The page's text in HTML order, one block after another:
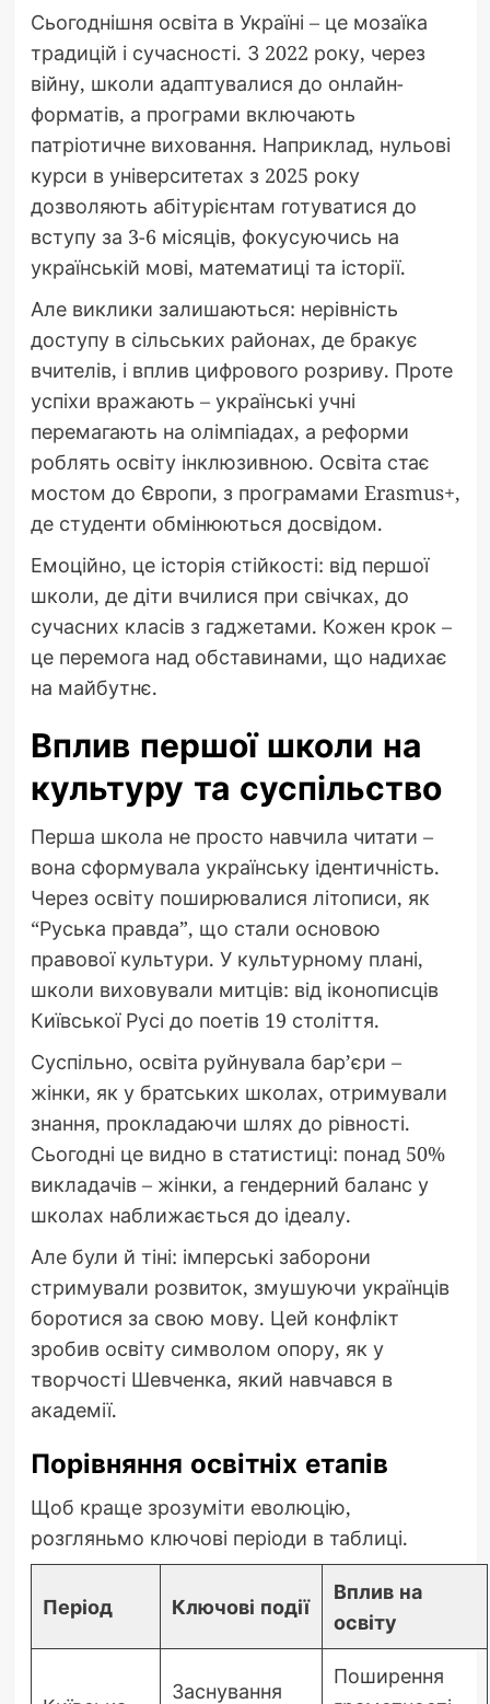
Сьогоднішня освіта в Україні – це мозаїка
традицій і сучасності. З 2022 року, через
війну, школи адаптувалися до онлайн-
форматів, а програми включають
патріотичне виховання. Наприклад, нульові
курси в університетах з 2025 року
дозволяють абітурієнтам готуватися до
вступу за 3-6 місяців, фокусуючись на
українській мові, математиці та історії.
Але виклики залишаються: нерівність
доступу в сільських районах, де бракує
вчителів, і вплив цифрового розриву. Проте
успіхи вражають – українські учні
перемагають на олімпіадах, а реформи
роблять освіту інклюзивною. Освіта стає
мостом до Європи, з програмами Erasmus+,
де студенти обмінюються досвідом.
Емоційно, це історія стійкості: від першої
школи, де діти вчилися при свічках, до
сучасних класів з гаджетами. Кожен крок –
це перемога над обставинами, що надихає
на майбутнє.
Вплив першої школи на
культуру та суспільство
Перша школа не просто навчила читати –
вона сформувала українську ідентичність.
Через освіту поширювалися літописи, як
“Руська правда”, що стали основою
правової культури. У культурному плані,
школи виховували митців: від іконописців
Київської Русі до поетів 19 століття.
Суспільно, освіта руйнувала бар’єри –
жінки, як у братських школах, отримували
знання, прокладаючи шлях до рівності.
Сьогодні це видно в статистиці: понад 50%
викладачів – жінки, а гендерний баланс у
школах наближається до ідеалу.
Але були й тіні: імперські заборони
стримували розвиток, змушуючи українців
боротися за свою мову. Цей конфлікт
зробив освіту символом опору, як у
творчості Шевченка, який навчався в
академії.
Порівняння освітніх етапів
Щоб краще зрозуміти еволюцію,
розгляньмо ключові періоди в таблиці.
Період Ключові події
Вплив на
освіту
Заснування
Поширення